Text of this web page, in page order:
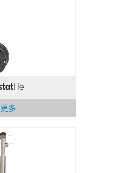
样品处于真空中冷
光学研究。
He
多